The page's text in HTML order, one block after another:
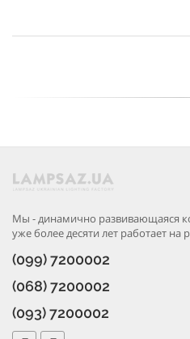
Мы - динамично развивающаяся
уже более десяти лет работает на
(099) 7200002
(068) 7200002
(093) 7200002